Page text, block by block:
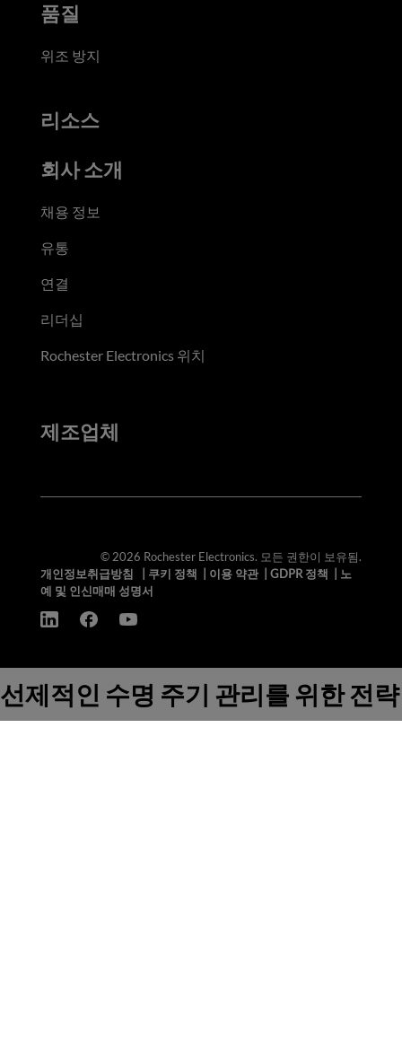
품질
위조 방지
리소스
회사 소개
채용 정보
유통
연결
리더십
Rochester Electronics 위치
제조업체
© 2026 Rochester Electronics. 모든 권한이 보유됨.
개인정보취급방침
쿠키 정책 이용 약관| GDPR 정책
노
예 및 인신매매 성명서
선제적인 수명 주기 관리를 위한 전략